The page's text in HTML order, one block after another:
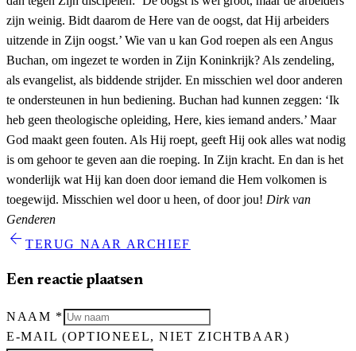
zijn weinig. Bidt daarom de Here van de oogst, dat Hij arbeiders
uitzende in Zijn oogst.’ Wie van u kan God roepen als een Angus
Buchan, om ingezet te worden in Zijn Koninkrijk? Als zendeling,
als evangelist, als biddende strijder. En misschien wel door anderen
te ondersteunen in hun bediening. Buchan had kunnen zeggen: ‘Ik
heb geen theologische opleiding, Here, kies iemand anders.’ Maar
God maakt geen fouten. Als Hij roept, geeft Hij ook alles wat nodig
is om gehoor te geven aan die roeping. In Zijn kracht. En dan is het
wonderlijk wat Hij kan doen door iemand die Hem volkomen is
toegewijd. Misschien wel door u heen, of door jou! Dirk van
Genderen
arrow_back TERUG NAAR ARCHIEF
Een reactie plaatsen
NAAM *
E-MAIL(OPTIONEEL, NIET ZICHTBAAR)